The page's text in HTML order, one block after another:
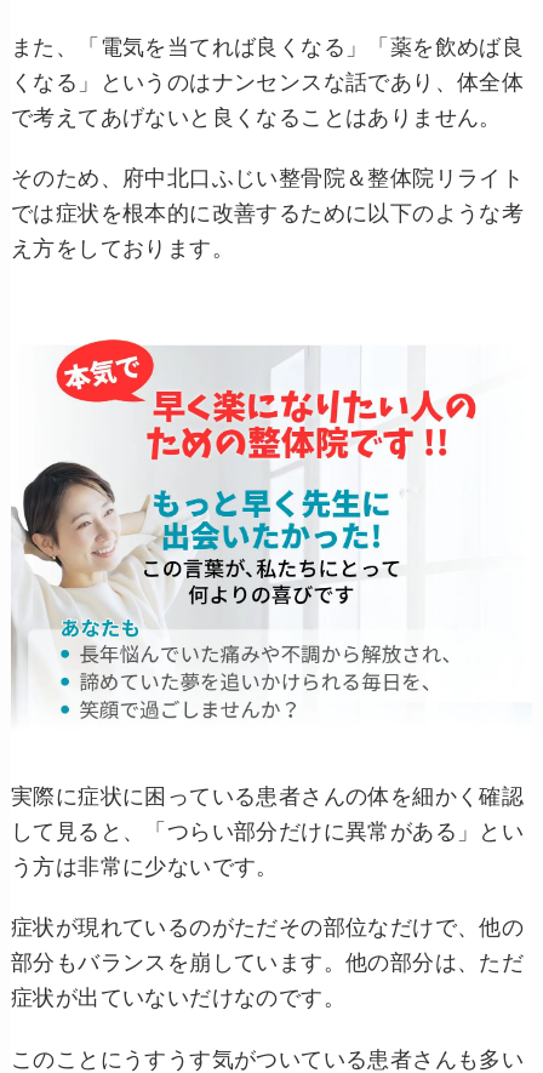
また、「電気を当てれば良くなる」「薬を飲めば良
くなる」というのはナンセンスな話であり、体全体
で考えてあげないと良くなることはありません。
そのため、府中北口ふじい整骨院＆整体院リライト
では症状を根本的に改善するために以下のような考
え方をしております。
実際に症状に困っている患者さんの体を細かく確認
して見ると、「つらい部分だけに異常がある」とい
う方は非常に少ないです。
症状が現れているのがただその部位なだけで、他の
部分もバランスを崩しています。他の部分は、ただ
症状が出ていないだけなのです。
このことにうすうす気がついている患者さんも多い